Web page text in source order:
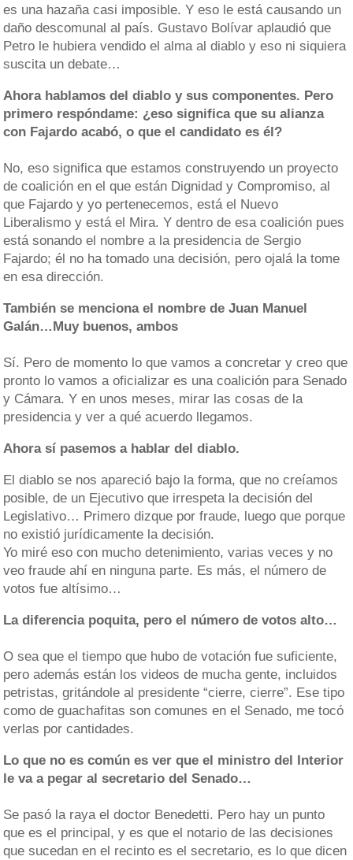
es una hazaña casi imposible. Y eso le está causando un
daño descomunal al país. Gustavo Bolívar aplaudió que
Petro le hubiera vendido el alma al diablo y eso ni siquiera
suscita un debate…
Ahora hablamos del diablo y sus componentes. Pero
primero respóndame: ¿eso significa que su alianza
con Fajardo acabó, o que el candidato es él?
No, eso significa que estamos construyendo un proyecto
de coalición en el que están Dignidad y Compromiso, al
que Fajardo y yo pertenecemos, está el Nuevo
Liberalismo y está el Mira. Y dentro de esa coalición pues
está sonando el nombre a la presidencia de Sergio
Fajardo; él no ha tomado una decisión, pero ojalá la tome
en esa dirección.
También se menciona el nombre de Juan Manuel
Galán…Muy buenos, ambos
Sí. Pero de momento lo que vamos a concretar y creo que
pronto lo vamos a oficializar es una coalición para Senado
y Cámara. Y en unos meses, mirar las cosas de la
presidencia y ver a qué acuerdo llegamos.
Ahora sí pasemos a hablar del diablo.
El diablo se nos apareció bajo la forma, que no creíamos
posible, de un Ejecutivo que irrespeta la decisión del
Legislativo… Primero dizque por fraude, luego que porque
no existió jurídicamente la decisión.
Yo miré eso con mucho detenimiento, varias veces y no
veo fraude ahí en ninguna parte. Es más, el número de
votos fue altísimo…
La diferencia poquita, pero el número de votos alto…
O sea que el tiempo que hubo de votación fue suficiente,
pero además están los videos de mucha gente, incluidos
petristas, gritándole al presidente “cierre, cierre”. Ese tipo
como de guachafitas son comunes en el Senado, me tocó
verlas por cantidades.
Lo que no es común es ver que el ministro del Interior
le va a pegar al secretario del Senado…
Se pasó la raya el doctor Benedetti. Pero hay un punto
que es el principal, y es que el notario de las decisiones
que sucedan en el recinto es el secretario, es lo que dicen